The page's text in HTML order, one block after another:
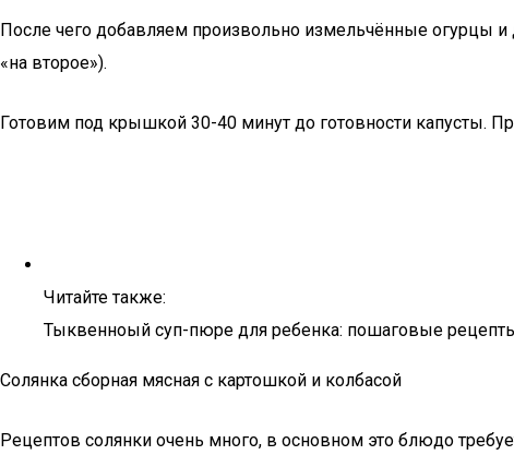
После чего добавляем произвольно измельчённые огурцы и
«на второе»).
Готовим под крышкой 30-40 минут до готовности капусты.
Читайте также:
Тыквенноый суп-пюре для ребенка: пошаговые
Солянка сборная мясная с картошкой и колбасой
Рецептов солянки очень много, в основном это блюдо